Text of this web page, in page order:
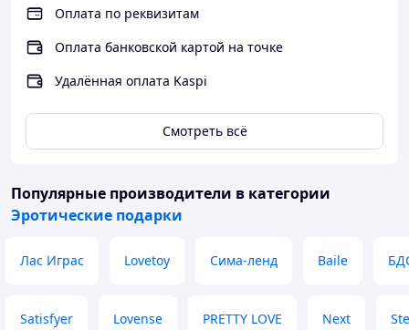
Перезагрузка отношений:
борьбы с рутиной. Он учит партнеров открыто
обсуждать скрытые желания, пробовать новое и
проявлениях своей сексуальности.
Техническое досье:
60 дизайнерских карт,
Аксессуары:Металлические наручники для
символического контроля, изящная плетка для
Методология:Инструкция по безопасной игре
Назначение:Развитие близости, ролевые игры,
Оплата по реквизитам
Оплата банковской картой на точке
Удалённая оплата Kaspi
Смотреть всё
Популярные производители в категории
Эротические подарки
Лас Играс Lovetoy Сима-ленд Baile
Satisfyer Lovense PRETTY LOVE Next